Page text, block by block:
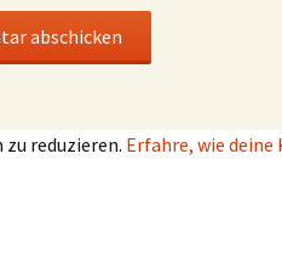
reduzieren. Erfahre, wie